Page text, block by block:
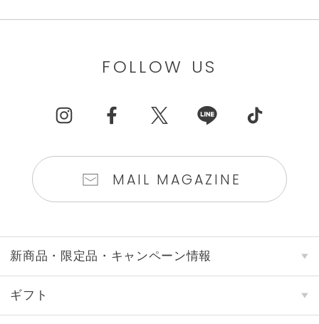
FOLLOW US
MAIL MAGAZINE
新商品・限定品・キャンペーン情報
ギフト